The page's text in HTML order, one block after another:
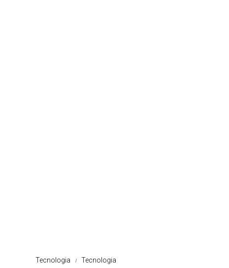
Tecnologia Tecnologia